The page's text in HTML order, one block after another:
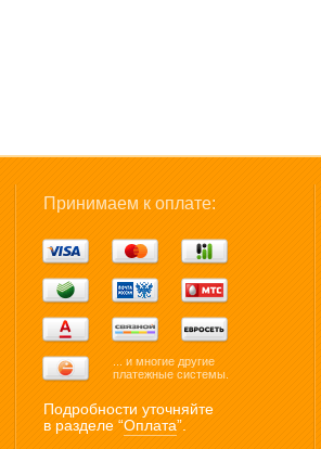
Принимаем к оплате:
... и многие другие
платежные системы.
Подробности уточняйте
в разделе “Оплата”.